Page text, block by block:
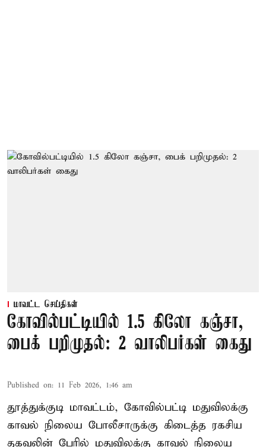
மாவட்ட செய்திகள்
கோவில்பட்டியில் 1.5 கிலோ கஞ்சா,
பைக் பறிமுதல்: 2 வாலிபர்கள் கைது
Published on: 11 Feb 2026, 1:46 am
தூத்துக்குடி மாவட்டம், கோவில்பட்டி மதுவிலக்கு
காவல் நிலைய போலீசாருக்கு கிடைத்த ரகசிய
தகவலின் பேரில் மதுவிலக்கு காவல் நிலைய